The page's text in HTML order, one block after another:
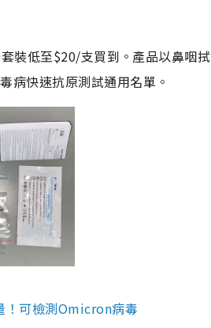
裝低至$20/支買到。產品以鼻咽
病快速抗原測試通用名單。
！可檢測Omicron病毒